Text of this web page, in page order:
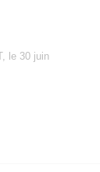
, le 30 juin